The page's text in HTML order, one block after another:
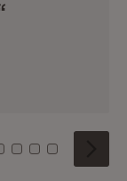
7 8 910
Zu Kachel: 11
Zu Kachel: 12
Zu Kachel:
Zu